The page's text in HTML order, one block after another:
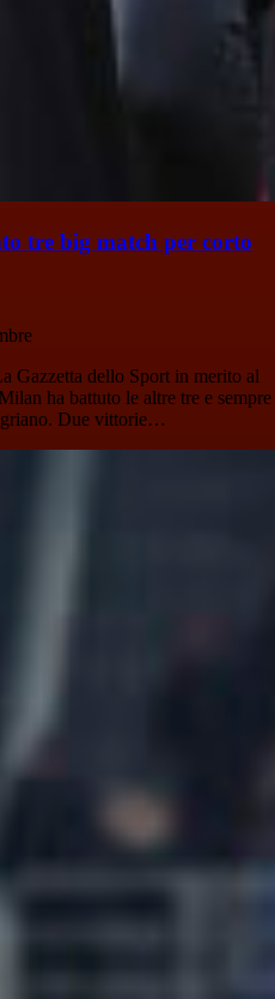
tre big match per corto
Gazzetta dello Sport in merito al
ha battuto le altre tre e sempre
Due vittorie…